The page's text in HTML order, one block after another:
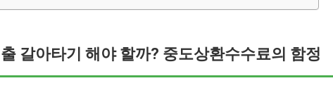
갈아타기 해야 할까? 중도상환수수료의 함정